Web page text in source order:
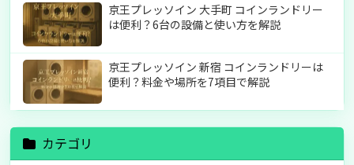
京王プレッソイン 大手町 コインランドリー
は便利？6台の設備と使い方を解説
京王プレッソイン 新宿 コインランドリーは
便利？料金や場所を7項目で解説
カテゴリ